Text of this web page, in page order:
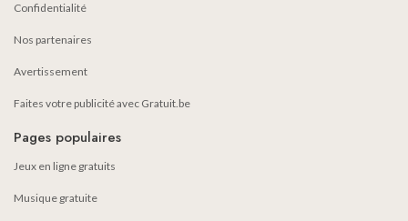
Confidentialité
Nos partenaires
Avertissement
Faites votre publicité avec Gratuit.be
Pages populaires
Jeux en ligne gratuits
Musique gratuite